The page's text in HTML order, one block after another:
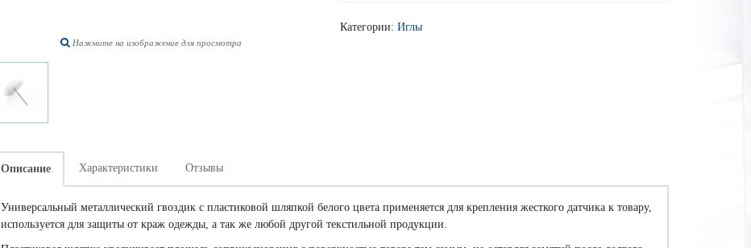
Нажмите на изображение для просмотра
Категории: Иглы
Описание Характеристики Отзывы
Универсальный металлический гвоздик с пластиковой шляпкой белого цвета применяется для крепления жесткого датчика к товару,
используется для защиты от краж одежды, а так же любой другой текстильной продукции.